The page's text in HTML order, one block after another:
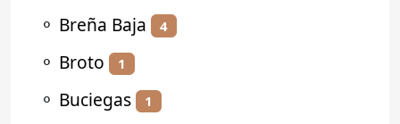
⚬ Breña Baja 4
⚬ Broto 1
⚬ Buciegas 1